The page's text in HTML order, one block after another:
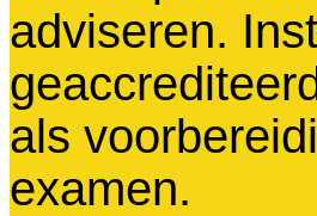
adviseren.
als
examen.